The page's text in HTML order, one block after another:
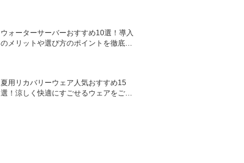
ウォーターサーバーおすすめ10選！導入
のメリットや選び方のポイントを徹底解
夏用リカバリーウェア人気おすすめ15
選！涼しく快適にすごせるウェアをご紹